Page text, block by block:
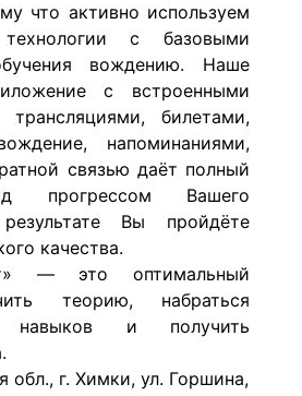
что активно используем
с базовыми
вождению. Наше
с встроенными
трансляциями, билетами,
напоминаниями,
связью даёт полный
прогрессом Вашего
Вы пройдёте
качества.
— это оптимальный
теорию, набраться
навыков и получить
обл., г. Химки, ул. Горшина,